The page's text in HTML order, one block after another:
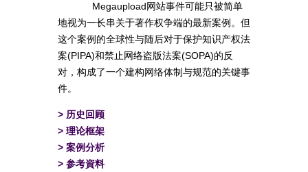
Megaupload网站事件可能只被简单
地视为一长串关于著作权争端的最新案例。但
这个案例的全球性与随后对于保护知识产权法
案(PIPA)和禁止网络盗版法案(SOPA)的反
对，构成了一个建构网络体制与规范的关键事
件。
> 历史回顾
> 理论框架
> 案例分析
> 参考資料